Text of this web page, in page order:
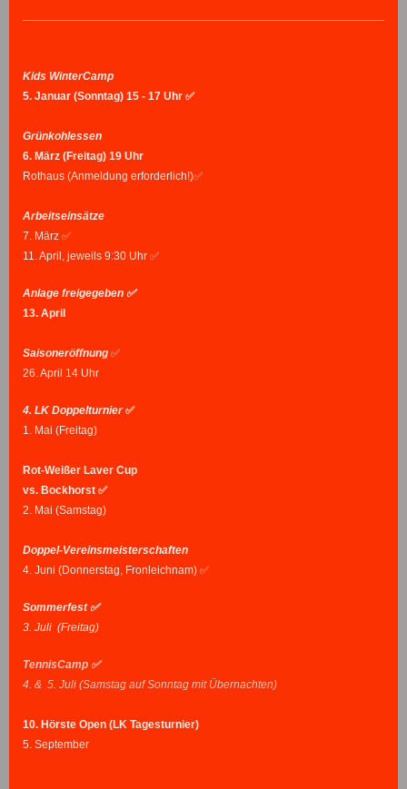
Kids WinterCamp
5. Januar (Sonntag) 15 - 17 Uhr ✅
Grünkohlessen
6. März (Freitag) 19 Uhr
Rothaus (Anmeldung erforderlich!)✅
Arbeitseinsätze
7. März ✅
11. April, jeweils 9:30 Uhr ✅
Anlage freigegeben ✅
13. April
Saisoneröffnung ✅
26. April 14 Uhr
4. LK Doppelturnier✅
1. Mai (Freitag)
Rot-Weißer Laver Cup
vs. Bockhorst ✅
2. Mai (Samstag)
Doppel-Vereinsmeisterschaften
4. Juni (Donnerstag, Fronleichnam) ✅
Sommerfest ✅
3. Juli (Freitag)
TennisCamp ✅
4. & 5. Juli (Samstag auf Sonntag mit Übernachten)
10. Hörste Open (LK Tagesturnier)
5. September